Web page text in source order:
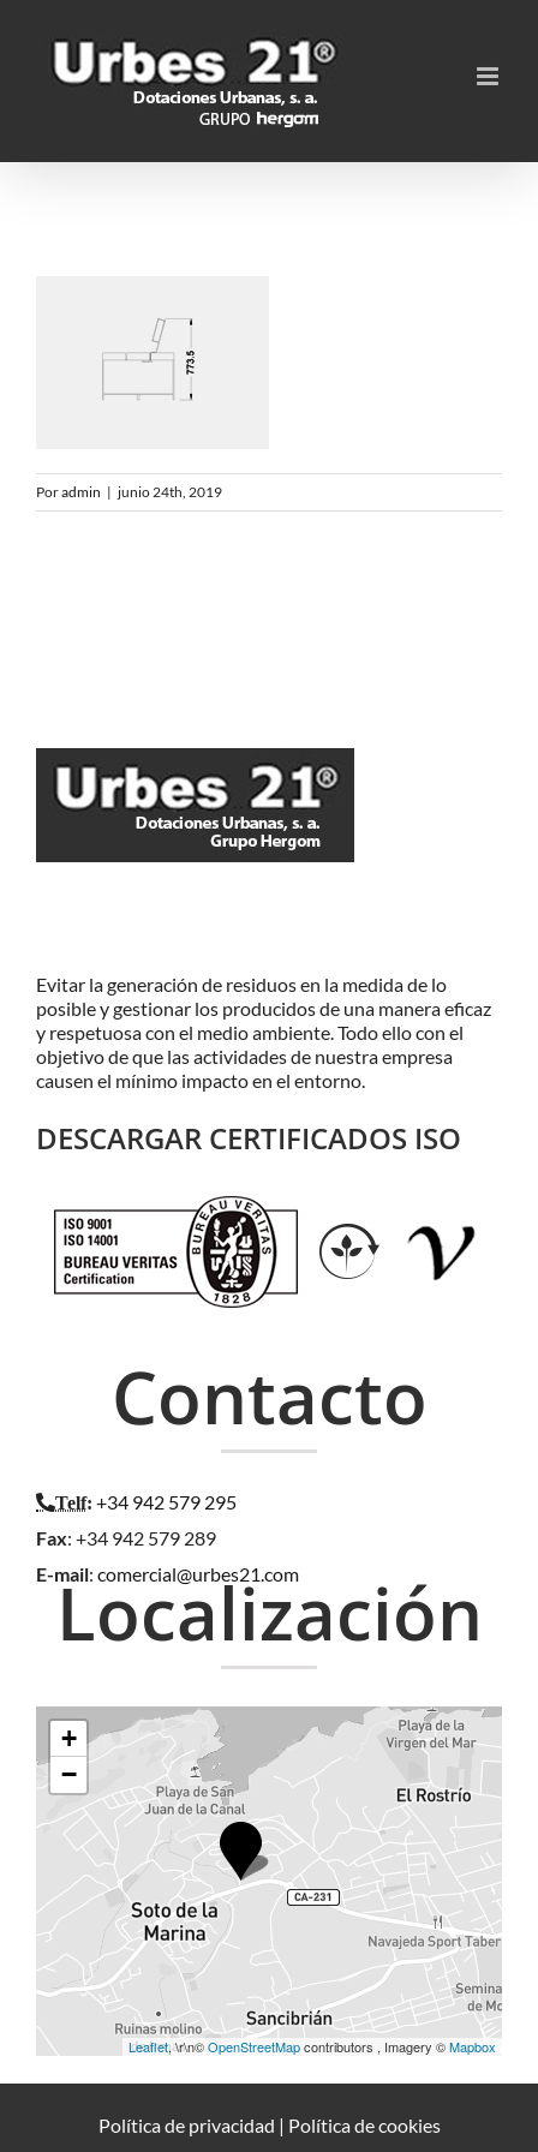
Poradmin | junio 24th, 2019
Evitar la generación de residuos en la medida de lo
posible y gestionar los producidos de una manera eficaz
y respetuosa con el medio ambiente. Todo ello con el
objetivo de que las actividades de nuestra empresa
causen el mínimo impacto en el entorno.
DESCARGAR CERTIFICADOS ISO
Localización
+
−
Leaflet, \r\n©OpenStreetMapcontributors , Imagery ©Mapbox
Contacto
Telf: +34 942 579 295
Fax: +34 942 579 289
E-mail: comercial@urbes21.com
Política de privacidad | Política de cookies